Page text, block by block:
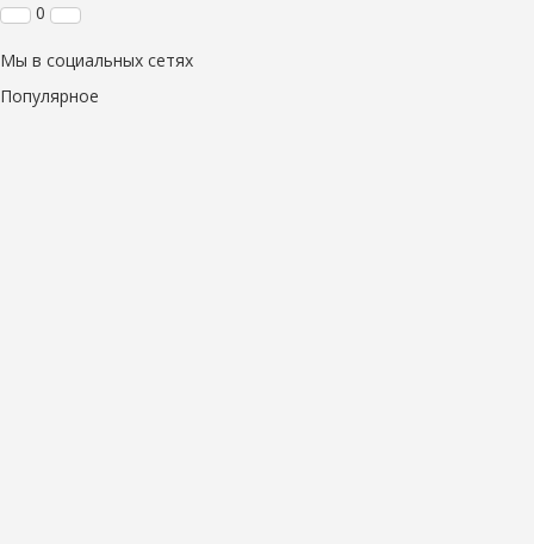
0
Мы в социальных сетях
Популярное